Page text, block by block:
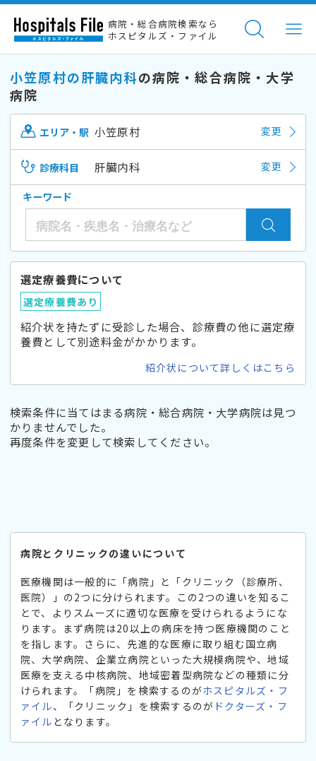
病院・総合病院検索なら
ホスピタルズ・ファイル
小笠原村の肝臓内科の病院・総合病院・大学
病院
エリア・駅 小笠原村 変更
診療科目 肝臓内科 変更
キーワード
選定療養費について
選定療養費あり
紹介状を持たずに受診した場合、診療費の他に選定療
養費として別途料金がかかります。
紹介状について詳しくはこちら
検索条件に当てはまる病院・総合病院・大学病院は見つ
かりませんでした。
再度条件を変更して検索してください。
病院とクリニックの違いについて
医療機関は一般的に「病院」と「クリニック（診療所、
医院）」の2つに分けられます。この2つの違いを知るこ
とで、よりスムーズに適切な医療を受けられるようにな
ります。まず病院は20以上の病床を持つ医療機関のこと
を指します。さらに、先進的な医療に取り組む国立病
院、大学病院、企業立病院といった大規模病院や、地域
医療を支える中核病院、地域密着型病院などの種類に分
けられます。「病院」を検索するのがホスピタルズ・フ
ァイル、「クリニック」を検索するのが ドクターズ・フ
ァイル となります。